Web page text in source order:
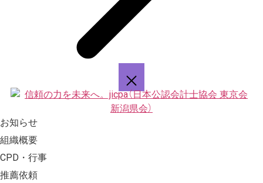
お知らせ
組織概要
CPD・行事
推薦依頼